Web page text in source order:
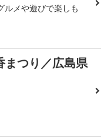
ルメや遊びで楽しも
まつり／広島県